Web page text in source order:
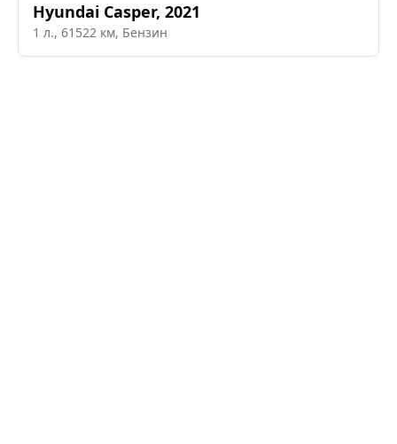
Hyundai Casper, 2021
1 л., 61522 км, Бензин